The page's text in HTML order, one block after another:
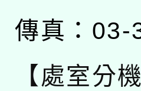
傳真：03-
【處室分